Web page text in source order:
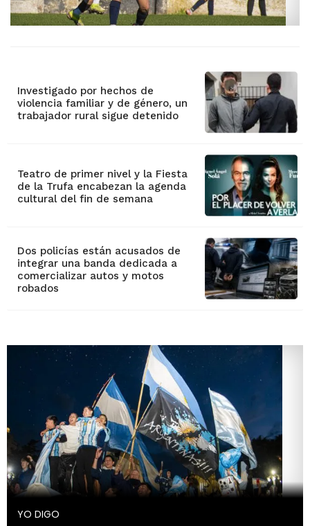
Investigado por hechos de
violencia familiar y de género, un
trabajador rural sigue detenido
Teatro de primer nivel y la Fiesta
de la Trufa encabezan la agenda
cultural del fin de semana
Dos policías están acusados de
integrar una banda dedicada a
comercializar autos y motos
robados
YO DIGO